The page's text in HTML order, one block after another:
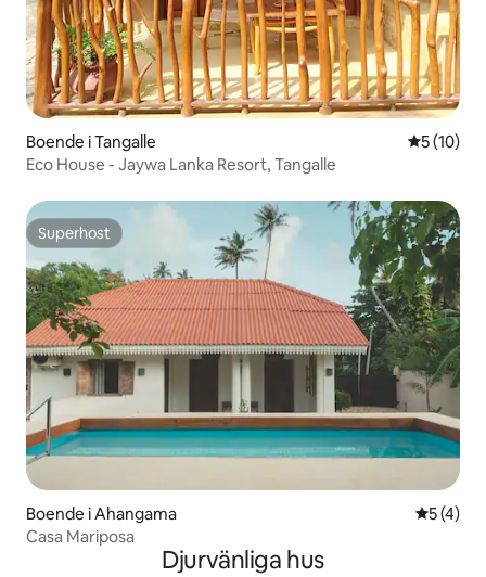
Boende i Tangalle 5 av 5 i
5 (10)
Eco House - Jaywa Lanka Resort, Tangalle
Superhost
Superhost
Boende i Ahangama 5 av 5 i
5 (4)
Casa Mariposa
Djurvänliga hus